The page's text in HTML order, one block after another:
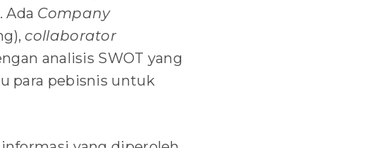
. Ada Company
collaborator
analisis SWOT yang
para pebisnis untuk